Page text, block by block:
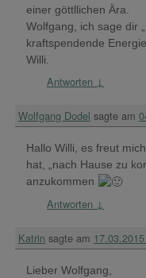
einer göttllichen Ära.
Wolfgang, ich sage dir
kraftspendende
Willi.
Antworten ↓
Wolfgang Dodel sagte am
Hallo Willi, es freut
hat, „nach Hause zu
anzukommen
Antworten ↓
Katrin sagte am
Lieber Wolfgang,